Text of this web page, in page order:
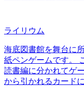
ライリウム
海底図書館を舞台に
紙ペンゲームです。
読書編に分かれてゲ
から引かれるカード